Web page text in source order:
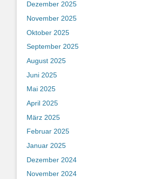
Dezember 2025
November 2025
Oktober 2025
September 2025
August 2025
Juni 2025
Mai 2025
April 2025
März 2025
Februar 2025
Januar 2025
Dezember 2024
November 2024